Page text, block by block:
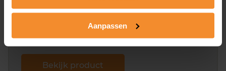
Aanpassen
dit inclusief de luchtfoto!
Bekijk product